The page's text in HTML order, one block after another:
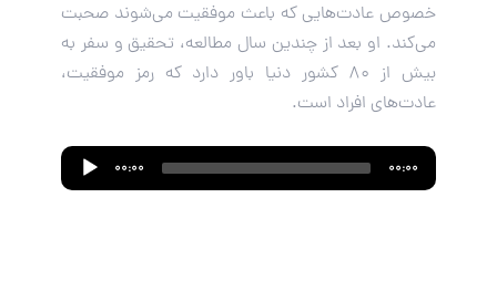
خصوص عادت‌هایی که باعث موفقیت می‌شوند صحبت
می‌کند. او بعد از چندین سال مطالعه، تحقیق و سفر به
بیش از 80 کشور دنیا باور دارد که رمز موفقیت،
عادت‌های افراد است.
Audio
Player
00:00 00:00